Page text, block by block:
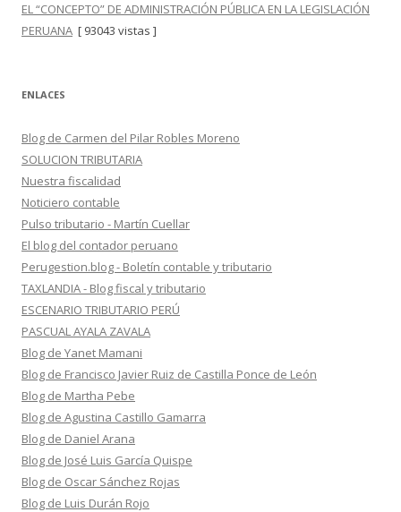
EL “CONCEPTO” DE ADMINISTRACIÓN PÚBLICA EN LA LEGISLACIÓN
PERUANA [ 93043 vistas ]
ENLACES
Blog de Carmen del Pilar Robles Moreno
SOLUCION TRIBUTARIA
Nuestra fiscalidad
Noticiero contable
Pulso tributario - Martín Cuellar
El blog del contador peruano
Perugestion.blog - Boletín contable y tributario
TAXLANDIA - Blog fiscal y tributario
ESCENARIO TRIBUTARIO PERÚ
PASCUAL AYALA ZAVALA
Blog de Yanet Mamani
Blog de Francisco Javier Ruiz de Castilla Ponce de León
Blog de Martha Pebe
Blog de Agustina Castillo Gamarra
Blog de Daniel Arana
Blog de José Luis García Quispe
Blog de Oscar Sánchez Rojas
Blog de Luis Durán Rojo